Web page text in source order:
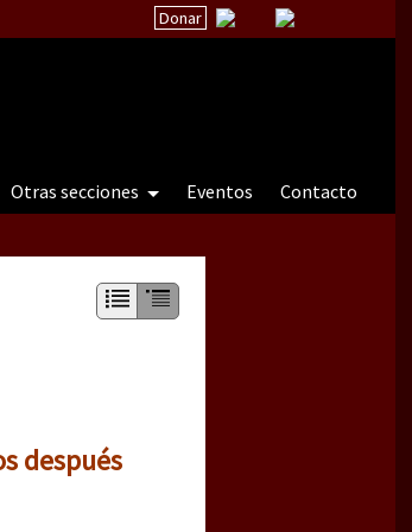
Donar
Otras secciones Eventos
Contacto
después